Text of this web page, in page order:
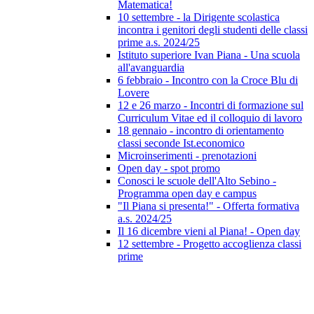
Matematica!
10 settembre - la Dirigente scolastica
incontra i genitori degli studenti delle classi
prime a.s. 2024/25
Istituto superiore Ivan Piana - Una scuola
all'avanguardia
6 febbraio - Incontro con la Croce Blu di
Lovere
12 e 26 marzo - Incontri di formazione sul
Curriculum Vitae ed il colloquio di lavoro
18 gennaio - incontro di orientamento
classi seconde Ist.economico
Microinserimenti - prenotazioni
Open day - spot promo
Conosci le scuole dell'Alto Sebino -
Programma open day e campus
"Il Piana si presenta!" - Offerta formativa
a.s. 2024/25
Il 16 dicembre vieni al Piana! - Open day
12 settembre - Progetto accoglienza classi
prime